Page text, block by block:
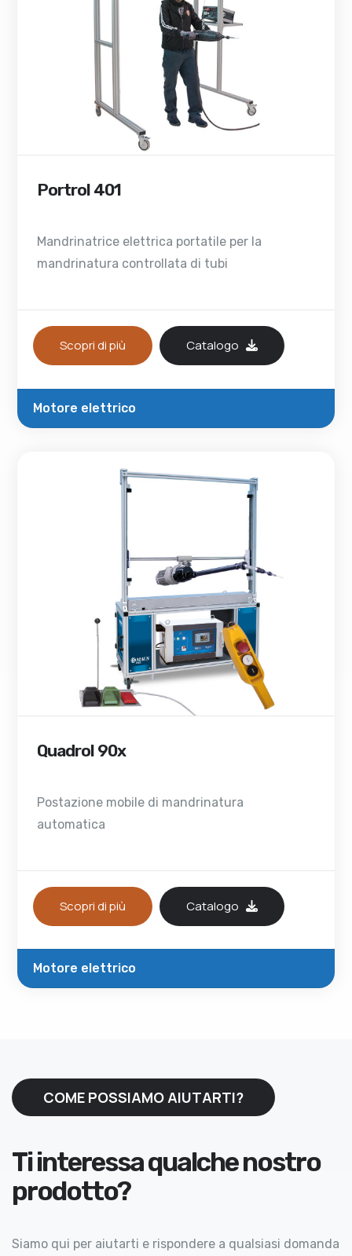
Portrol 401
Mandrinatrice elettrica portatile per la
mandrinatura controllata di tubi
Scopri di più Catalogo
Motore elettrico
Quadrol 90x
Postazione mobile di mandrinatura
automatica
Scopri di più Catalogo
Motore elettrico
COME POSSIAMO AIUTARTI?
Ti interessa qualche nostro
prodotto?
Siamo qui per aiutarti e rispondere a qualsiasi domanda